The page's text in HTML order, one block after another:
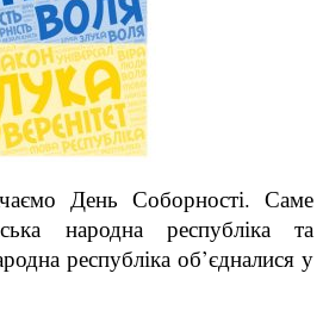
День Соборності. Саме
народна республіка та
республіка об’єдналися у